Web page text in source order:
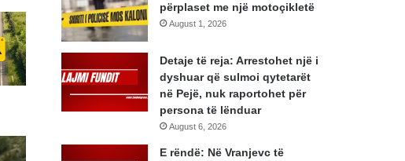
përplaset me një motoçikletë
August 1, 2026
Detaje të reja: Arrestohet një i
dyshuar që sulmoi qytetarët
në Pejë, nuk raportohet për
persona të lënduar
August 6, 2026
E rëndë: Në Vranjevc të